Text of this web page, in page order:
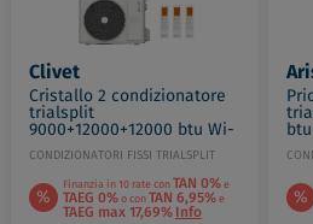
Clivet
Cristallo 2 condizionatore
trialsplit
9000+12000+12000 btu Wi-
Fi 7,9 kw codice prod: IMA1-
Y 27(35)(35)M MU2-Y79M
CONDIZIONATORI FISSI TRIALSPLIT
% Finanzia in 10 rate conTAN 0%e
TAEG 0%o conTAN 6,95%e
TAEG max 17,69%Info
%